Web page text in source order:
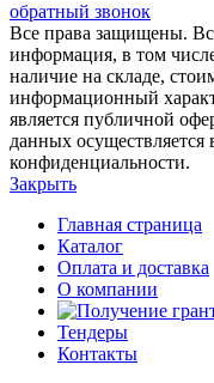
обратный звонок
Все права защищены.
информация, в том
наличие на складе,
информационный
является публичной
данных осуществляется
конфиденциальности.
Закрыть
Главная страница
Каталог
Оплата и доставка
О компании
Тендеры
Контакты